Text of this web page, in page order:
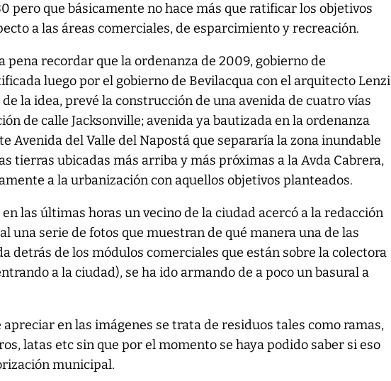
pero que básicamente no hace más que ratificar los objetivos
a las áreas comerciales, de esparcimiento y recreación.
pena recordar que la ordenanza de 2009, gobierno de
luego por el gobierno de Bevilacqua con el arquitecto Lenzi
la idea, prevé la construcción de una avenida de cuatro vías
de calle Jacksonville; avenida ya bautizada en la ordenanza
Avenida del Valle del Napostá que separaría la zona inundable
tierras ubicadas más arriba y más próximas a la Avda Cabrera,
a la urbanización con aquellos objetivos planteados.
las últimas horas un vecino de la ciudad acercó a la redacción
una serie de fotos que muestran de qué manera una de las
detrás de los módulos comerciales que están sobre la colectora
a la ciudad), se ha ido armando de a poco un basural a
apreciar en las imágenes se trata de residuos tales como ramas,
latas etc sin que por el momento se haya podido saber si eso
municipal.